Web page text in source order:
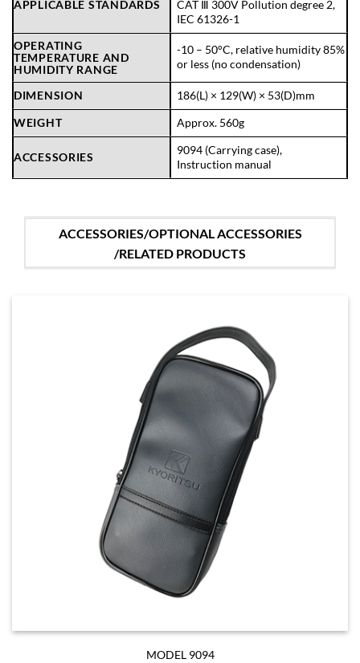
APPLICABLE STANDARDS
CAT Ⅲ 300V Pollution degree 2,
IEC 61326-1
OPERATING
TEMPERATURE AND
HUMIDITY RANGE
-10 – 50°C, relative humidity 85%
or less (no condensation)
DIMENSION
186(L) × 129(W) × 53(D)mm
WEIGHT
Approx. 560g
ACCESSORIES
9094 (Carrying case),
Instruction manual
ACCESSORIES/OPTIONAL ACCESSORIES
/RELATED PRODUCTS
MODEL 9094